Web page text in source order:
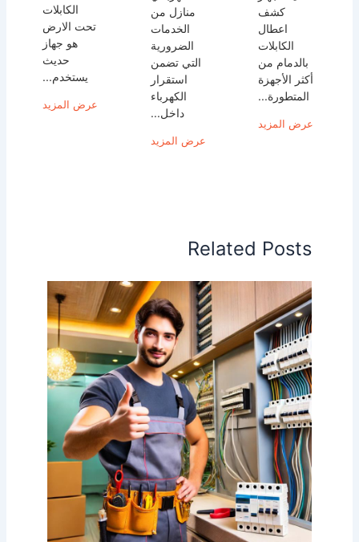
كشف
اعطال
الكابلات
بالدمام من
أكثر الأجهزة
المتطورة...
عرض المزيد
منازل من
الخدمات
الضرورية
التي تضمن
استقرار
الكهرباء
داخل...
عرض المزيد
الكابلات
تحت الارض
هو جهاز
حديث
يستخدم...
عرض المزيد
Related Posts